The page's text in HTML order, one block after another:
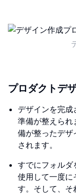
プロダクトデ
デザインを完成
準備が整えられ
備が整ったデザ
されます。
すでにフォルダ
使用して一度に
す。そして、そ